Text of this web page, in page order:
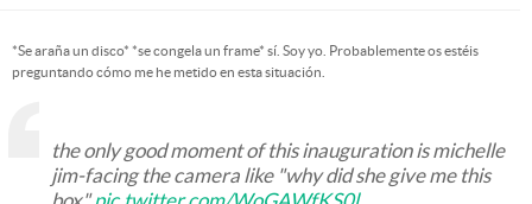
*Se araña un disco* *se congela un frame* sí. Soy yo. Probablemente os estéis
preguntando cómo me he metido en esta situación.
the only good moment of this inauguration is michelle
jim-facing the camera like "why did she give me this